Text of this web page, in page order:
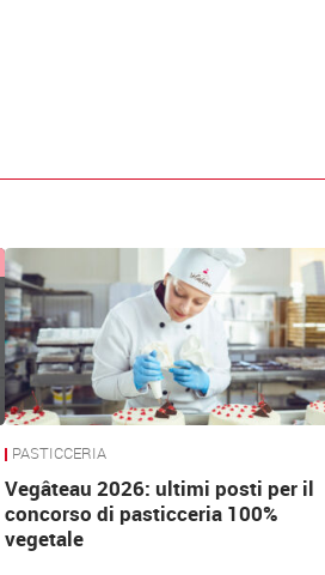
PASTICCERIA
Vegâteau 2026: ultimi posti per il
concorso di pasticceria 100%
vegetale